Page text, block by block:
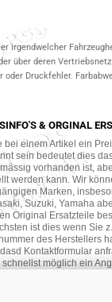
irgendwelcher
deren
Druckfehler.
& ORGINAL
bei einem Artikel ein
sein bedeutet dies
vorhanden ist,
werden kann. Wir
Marken,
Suzuki, Yamaha
Original Ersatzteile
ist dies wenn Sie
des Herstellers
Kontaktformular
schnellst möglich ein